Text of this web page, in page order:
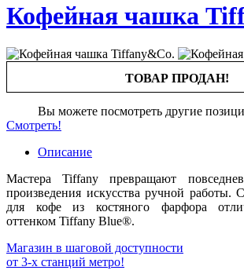
Кофейная чашка
ТОВАР ПРОДАН!
Вы можете посмотреть другие
Смотреть!
Описание
Мастера Tiffany превращают
произведения искусства ручной работы.
для кофе из костяного фарфора
оттенком Tiffany Blue®.
Магазин в шаговой доступности
от 3-х станций метро!